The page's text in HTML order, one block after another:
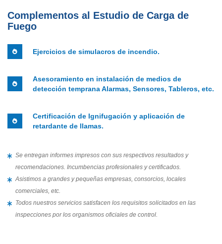
Complementos al Estudio de Carga de
Fuego
Ejercicios de simulacros de incendio.
Asesoramiento en instalación de medios de
detección temprana Alarmas, Sensores, Tableros, etc.
Certificación de Ignifugación y aplicación de
retardante de llamas.
Se entregan informes impresos con sus respectivos resultados y
recomendaciones. Incumbencias profesionales y certificados.
Asistimos a grandes y pequeñas empresas, consorcios, locales
comerciales, etc.
Todos nuestros servicios satisfacen los requisitos solicitados en las
inspecciones por los organismos oficiales de control.